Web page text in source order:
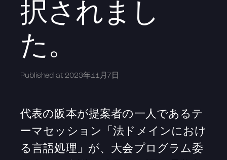
択されまし
た。
Published at 2023年11月7日
代表の阪本が提案者の一人であるテ
ーマセッション「法ドメインにおけ
る言語処理」が、大会プログラム委